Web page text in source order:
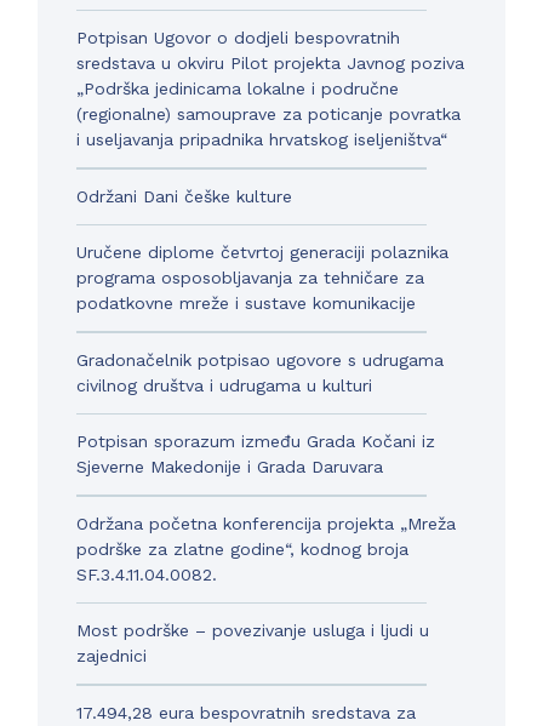
Potpisan Ugovor o dodjeli bespovratnih
sredstava u okviru Pilot projekta Javnog poziva
„Podrška jedinicama lokalne i područne
(regionalne) samouprave za poticanje povratka
i useljavanja pripadnika hrvatskog iseljeništva“
Održani Dani češke kulture
Uručene diplome četvrtoj generaciji polaznika
programa osposobljavanja za tehničare za
podatkovne mreže i sustave komunikacije
Gradonačelnik potpisao ugovore s udrugama
civilnog društva i udrugama u kulturi
Potpisan sporazum između Grada Kočani iz
Sjeverne Makedonije i Grada Daruvara
Održana početna konferencija projekta „Mreža
podrške za zlatne godine“, kodnog broja
SF.3.4.11.04.0082.
Most podrške – povezivanje usluga i ljudi u
zajednici
17.494,28 eura bespovratnih sredstava za